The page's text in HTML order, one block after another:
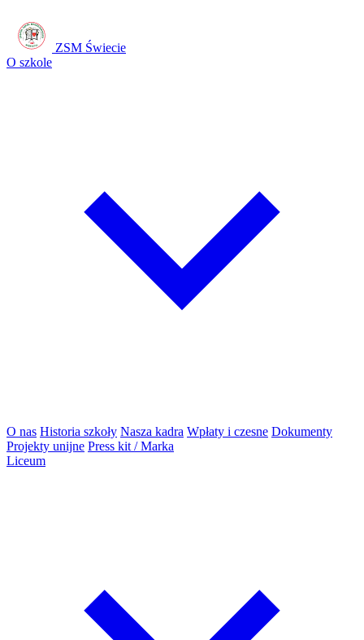
ZSM Świecie
O szkole
O nas Historia szkoły Nasza kadra Wpłaty i czesne Dokumenty
Projekty unijne Press kit / Marka
Liceum